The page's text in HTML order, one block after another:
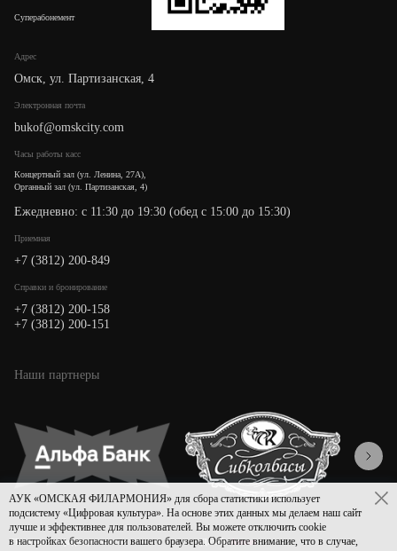
Адрес
Омск, ул. Партизанская, 4
Электронная почта
bukof@omskcity.com
Часы работы касс
Концертный зал (ул. Ленина, 27А),
Органный зал (ул. Партизанская, 4)
Ежедневно: с 11:30 до 19:30 (обед с 15:00 до 15:30)
Приемная
+7 (3812) 200-849
Cправки и бронирование
+7 (3812) 200-158
+7 (3812) 200-151
Суперабонемент
Наши партнеры
Политика конфиденциальности ДизайнAsmart
АУК «ОМСКАЯ ФИЛАРМОНИЯ» для сбора статистики использует
подсистему «Цифровая культура». На основе этих данных мы делаем наш сайт
лучше и эффективнее для пользователей. Вы можете отключить cookie
в настройках безопасности вашего браузера. Обратите внимание, что в случае,